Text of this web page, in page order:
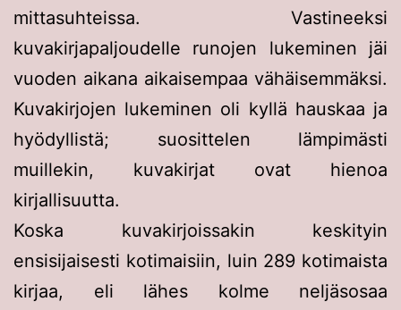
mittasuhteissa. Vastineeksi
kuvakirjapaljoudelle runojen lukeminen jäi
vuoden aikana aikaisempaa vähäisemmäksi.
Kuvakirjojen lukeminen oli kyllä hauskaa ja
hyödyllistä; suosittelen lämpimästi
muillekin, kuvakirjat ovat hienoa
kirjallisuutta.
Koska kuvakirjoissakin keskityin
ensisijaisesti kotimaisiin, luin 289 kotimaista
kirjaa, eli lähes kolme neljäsosaa